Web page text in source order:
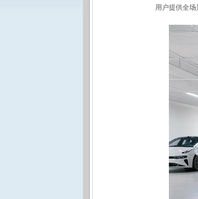
用户提供全场